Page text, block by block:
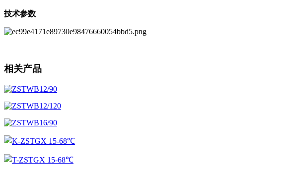
技术参数
相关产品
ZSTWB12/90
ZSTWB12/120
ZSTWB16/90
K-ZSTGX 15-68℃
T-ZSTGX 15-68℃